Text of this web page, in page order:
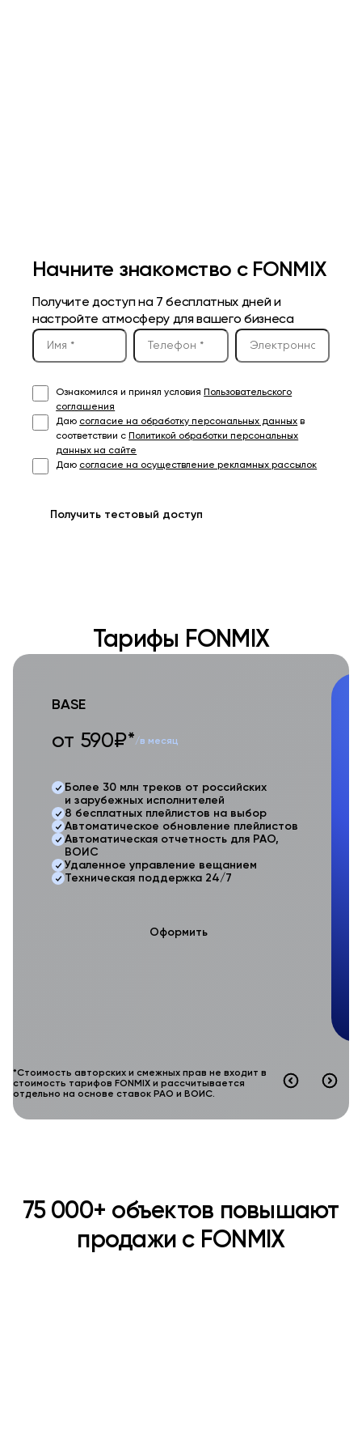
Начните знакомство с FONMIX
Получите доступ на 7 бесплатных дней и
настройте атмосферу для вашего бизнеса
Ознакомился и принял условия Пользовательского
соглашения
Даю согласие на обработку персональных данных в
соответствии с Политикой обработки персональных
данных на сайте
Даю согласие на осуществление рекламных рассылок
Получить тестовый доступ
Тарифы FONMIX
BASE
от 590₽*/в месяц
Более 30 млн треков от российских
и зарубежных исполнителей
8 бесплатных плейлистов на выбор
Автоматическое обновление плейлистов
Автоматическая отчетность для РАО,
ВОИС
Удаленное управление вещанием
Техническая поддержка 24/7
Оформить
*Стоимость авторских и смежных прав не входит в
стоимость тарифов FONMIX и рассчитывается
отдельно на основе ставок РАО и ВОИС.
75 000+ объектов повышают
продажи с FONMIX